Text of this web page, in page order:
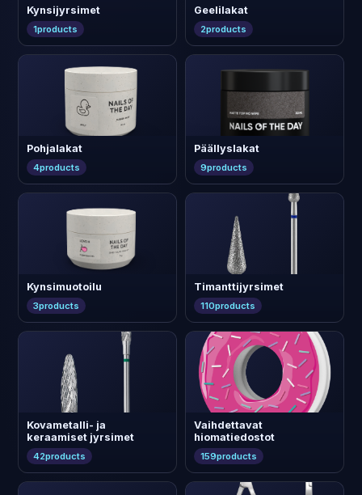
Kynsijyrsimet
1products
Geelilakat
2products
Pohjalakat
4products
Päällyslakat
9products
Kynsimuotoilu
3products
Timanttijyrsimet
110products
Kovametalli- ja
keraamiset jyrsimet
42products
Vaihdettavat
hiomatiedostot
159products